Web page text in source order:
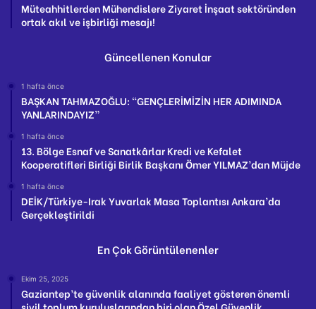
Müteahhitlerden Mühendislere Ziyaret İnşaat sektöründen
ortak akıl ve işbirliği mesajı!
Güncellenen Konular
1 hafta önce
BAŞKAN TAHMAZOĞLU: “GENÇLERİMİZİN HER ADIMINDA
YANLARINDAYIZ”
1 hafta önce
13. Bölge Esnaf ve Sanatkârlar Kredi ve Kefalet
Kooperatifleri Birliği Birlik Başkanı Ömer YILMAZ’dan Müjde
1 hafta önce
DEİK/Türkiye-Irak Yuvarlak Masa Toplantısı Ankara’da
Gerçekleştirildi
En Çok Görüntülenenler
Ekim 25, 2025
Gaziantep’te güvenlik alanında faaliyet gösteren önemli